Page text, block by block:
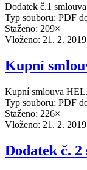
Dodatek č.1
Typ souboru: PDF
Staženo: 209×
Vloženo: 21. 2. 2019
Kupní
Kupní smlouva
Typ souboru: PDF
Staženo: 226×
Vloženo: 21. 2. 2019
Dodatek č. 2